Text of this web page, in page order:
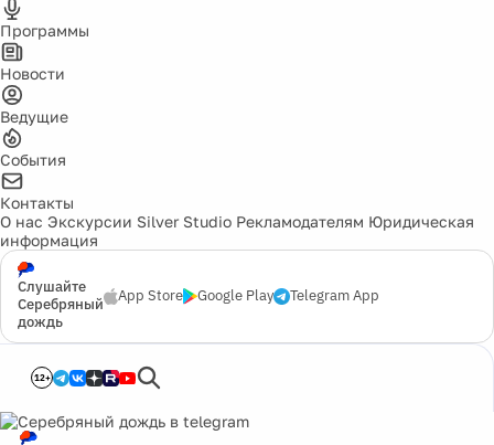
Программы
Новости
Ведущие
События
Контакты
О нас Экскурсии Silver Studio Рекламодателям Юридическая
информация
Слушайте
Серебряный
дождь
App Store Google Play Telegram App
12+